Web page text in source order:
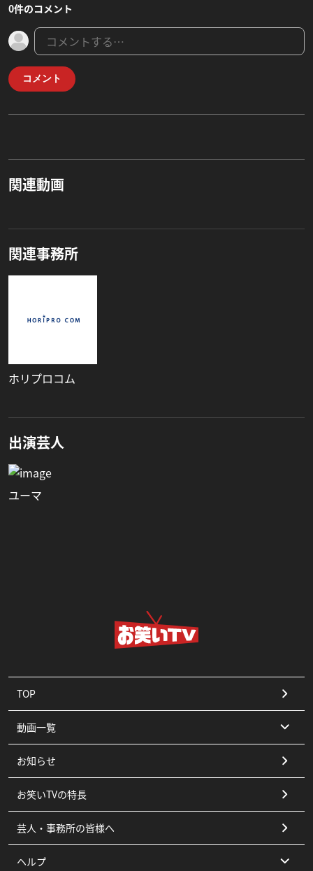
0件のコメント
コメント
関連動画
関連事務所
ホリプロコム
出演芸人
ユーマ
TOP
動画一覧
コント
漫才
ピン
その他
お知らせ
お笑いTVの特長
芸人・事務所の皆様へ
ヘルプ